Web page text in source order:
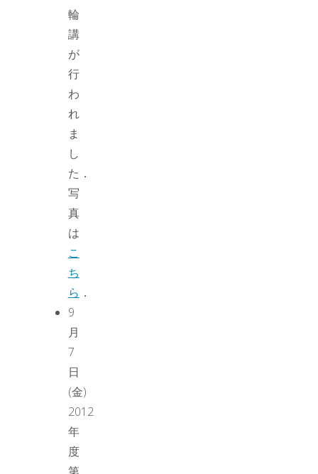
輪
講
が
行
わ
れ
ま
し
た．
写
真
は
こ
ち
ら ．
9
月
7
日
(金)
2012
年
度